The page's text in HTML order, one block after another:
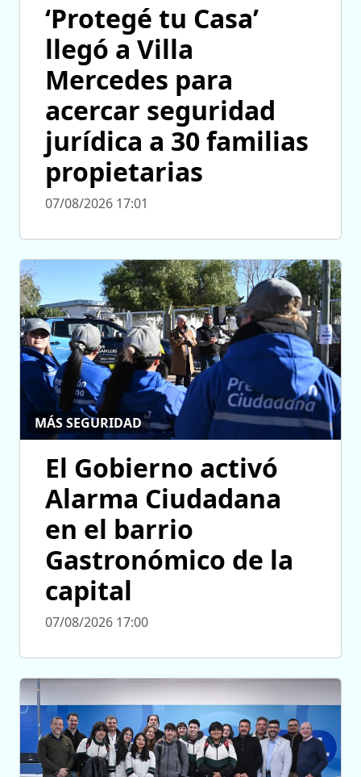
‘Protegé tu Casa’
llegó a Villa
Mercedes para
acercar seguridad
jurídica a 30 familias
propietarias
07/08/2026 17:01
MÁS SEGURIDAD
El Gobierno activó
Alarma Ciudadana
en el barrio
Gastronómico de la
capital
07/08/2026 17:00